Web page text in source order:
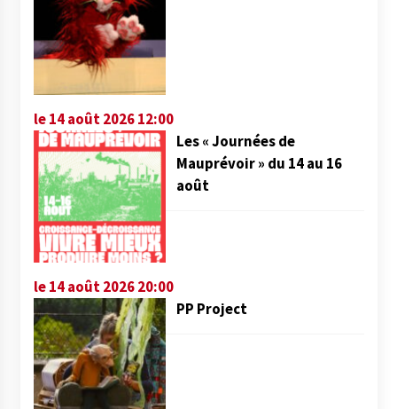
le 14 août 2026 12:00
Les « Journées de
Mauprévoir » du 14 au 16
août
le 14 août 2026 20:00
PP Project